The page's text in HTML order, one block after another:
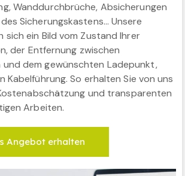
Wanddurchbrüche, Absicherungen
Sicherungskastens… Unsere
sich ein Bild vom Zustand Ihrer
der Entfernung zwischen
dem gewünschten Ladepunkt,
Kabelführung. So erhalten Sie von uns
und transparenten
Arbeiten.
Angebot erhalten